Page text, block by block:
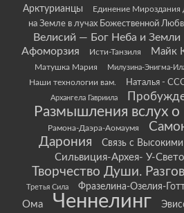
Арктурианцы
Единение Мироздания
на Земле в лучах Божественной
Велисий — Бог Неба и Земли
Афоморзия
Исти-Танзиля Майк
Матушка Мария Милузина-Энигма-
Наши технологии вам.
Наталья -
Архангела Гавриила
Размышления вслух
Рамона-Даэра-Аомаумя
Дарония
Связь с
Сильвиция-Архея- У-
Творчество Души.
Третья Сила Фразелина-Озелия-
Ома
Ченнелинг